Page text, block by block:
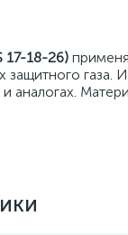
17-18-26)
защитного газа.
аналогах.